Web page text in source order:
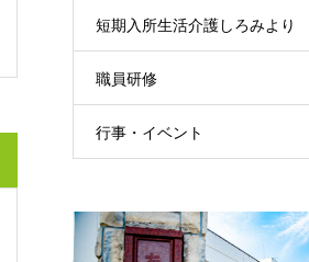
短期入所生活介護しろみより
職員研修
行事・イベント